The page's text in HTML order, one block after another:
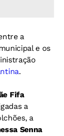
a
e os
.
Fifa
a
a
Senna